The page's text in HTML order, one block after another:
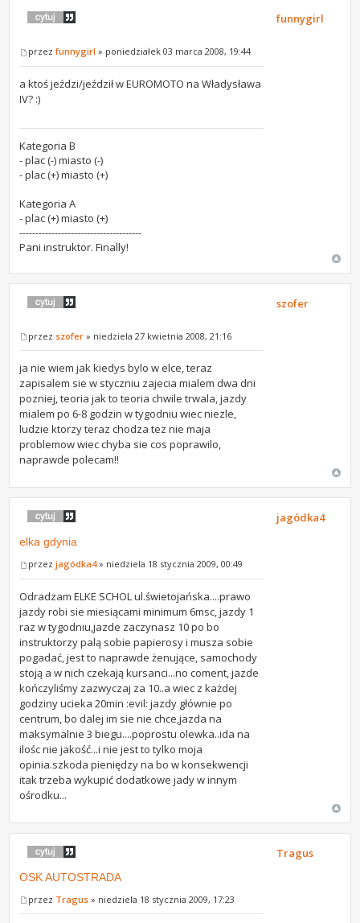
przezfunnygirl » poniedziałek 03 marca 2008, 19:44
a ktoś jeździ/jeździł w EUROMOTO na Władysława
IV? :)
Kategoria B
- plac (-) miasto (-)
- plac (+) miasto (+)
Kategoria A
- plac (+) miasto (+)
--------------------------------------
Pani instruktor. Finally!
funnygirl
przez szofer » niedziela 27 kwietnia 2008, 21:16
ja nie wiem jak kiedys bylo w elce, teraz
zapisalem sie w styczniu zajecia mialem dwa dni
pozniej, teoria jak to teoria chwile trwala, jazdy
mialem po 6-8 godzin w tygodniu wiec niezle,
ludzie ktorzy teraz chodza tez nie maja
problemow wiec chyba sie cos poprawilo,
naprawde polecam!!
szofer
elka gdynia
przezjagódka4» niedziela 18 stycznia 2009, 00:49
Odradzam ELKE SCHOL ul.świetojańska....prawo
jazdy robi sie miesiącami minimum 6msc, jazdy 1
raz w tygodniu,jazde zaczynasz 10 po bo
instruktorzy palą sobie papierosy i musza sobie
pogadać, jest to naprawde żenujące, samochody
stoją a w nich czekają kursanci...no coment, jazde
kończyliśmy zazwyczaj za 10..a wiec z każdej
godziny ucieka 20min :evil: jazdy głównie po
centrum, bo dalej im sie nie chce,jazda na
maksymalnie 3 biegu....poprostu olewka..ida na
ilośc nie jakość...i nie jest to tylko moja
opinia.szkoda pieniędzy na bo w konsekwencji
itak trzeba wykupić dodatkowe jady w innym
ośrodku...
jagódka4
OSK AUTOSTRADA
przez Tragus » niedziela 18 stycznia 2009, 17:23
Tragus